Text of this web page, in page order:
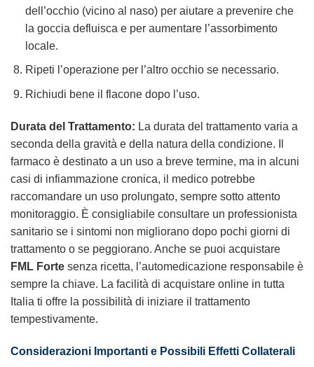
dell’occhio (vicino al naso) per aiutare a prevenire che
la goccia defluisca e per aumentare l’assorbimento
locale.
Ripeti l’operazione per l’altro occhio se necessario.
Richiudi bene il flacone dopo l’uso.
Durata del Trattamento: La durata del trattamento varia a
seconda della gravità e della natura della condizione. Il
farmaco è destinato a un uso a breve termine, ma in alcuni
casi di infiammazione cronica, il medico potrebbe
raccomandare un uso prolungato, sempre sotto attento
monitoraggio. È consigliabile consultare un professionista
sanitario se i sintomi non migliorano dopo pochi giorni di
trattamento o se peggiorano. Anche se puoi acquistare
FML Forte senza ricetta, l’automedicazione responsabile è
sempre la chiave. La facilità di acquistare online in tutta
Italia ti offre la possibilità di iniziare il trattamento
tempestivamente.
Considerazioni Importanti e Possibili Effetti Collaterali